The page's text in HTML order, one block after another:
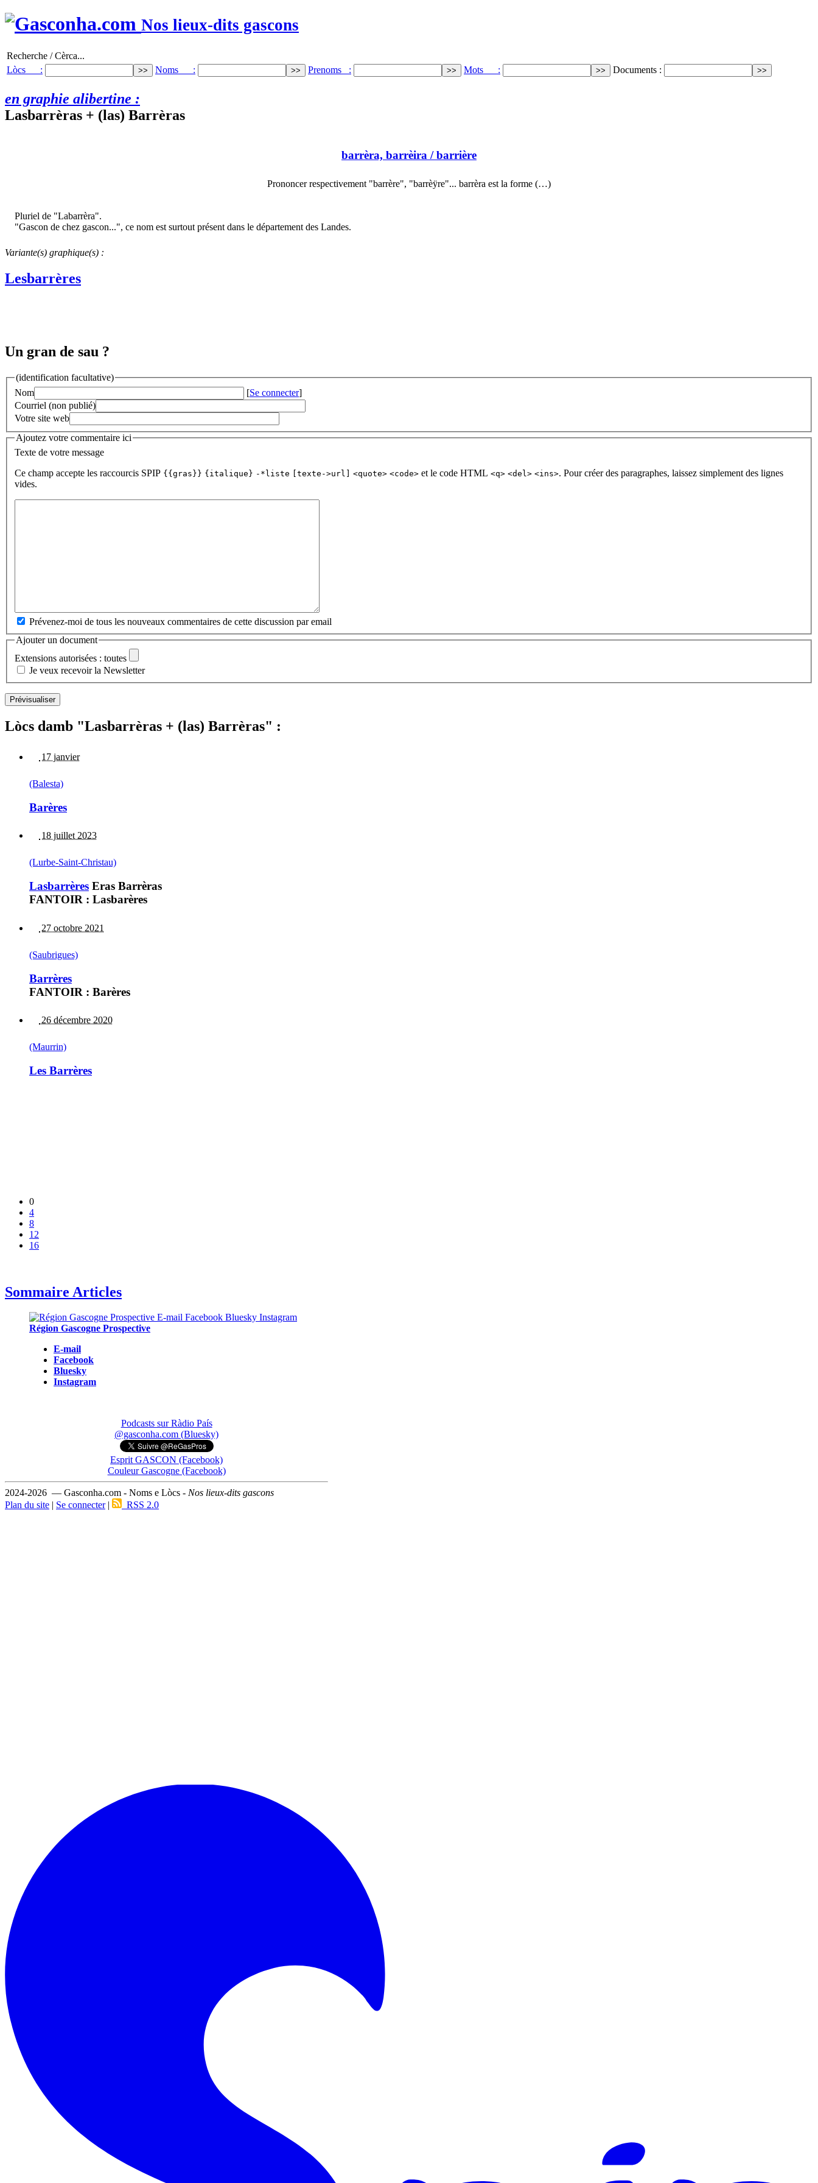
Nos lieux-dits gascons
Recherche / Cèrca...
Lòcs :
Noms : Prenoms : Mots : Documents :
en graphie alibertine :
Lasbarrèras + (las) Barrèras
barrèra, barrèira / barrière
Prononcer respectivement "barrère", "barrèÿre"... barrèra est la forme (…)
Pluriel de "Labarrèra".
"Gascon de chez gascon...", ce nom est surtout présent dans le département des Landes.
Variante(s) graphique(s) :
Lesbarrères
Un gran de sau ?
(identification facultative)
Nom
[Se connecter]
Courriel (non publié)
Votre site web
Ajoutez votre commentaire ici
Texte de votre message
Ce champ accepte les raccourcis SPIP {{gras}} {italique} -*liste [texte->url] <quote> <code> et le code HTML <q> <del> <ins>. Pour créer des paragraphes, laissez simplement des lignes
vides.
Prévenez-moi de tous les nouveaux commentaires de cette discussion par email
Ajouter un document
Extensions autorisées : toutes
Je veux recevoir la Newsletter
Lòcs damb "Lasbarrèras + (las) Barrèras" :
17 janvier
(Balesta)
Barères
18 juillet 2023
(Lurbe-Saint-Christau)
Lasbarrères Eras Barrèras
FANTOIR : Lasbarères
27 octobre 2021
(Saubrigues)
Barrères
FANTOIR : Barères
26 décembre 2020
(Maurrin)
Les Barrères
0
4
8
12
16
Sommaire Articles
Région Gascogne Prospective
E-mail
Facebook
Bluesky
Instagram
Podcasts sur Ràdio País
@gasconha.com (Bluesky)
Esprit GASCON (Facebook)
Couleur Gascogne (Facebook)
2024-2026 — Gasconha.com - Noms e Lòcs - Nos lieux-dits gascons
Plan du site
Se connecter| RSS 2.0